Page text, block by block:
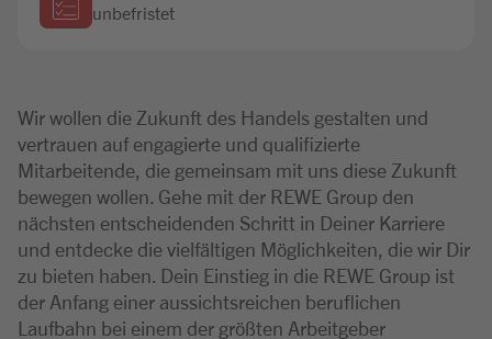
unbefristet
Wir wollen die Zukunft des Handels gestalten und
vertrauen auf engagierte und qualifizierte
Mitarbeitende, die gemeinsam mit uns diese Zukunft
bewegen wollen. Gehe mit der REWE Group den
nächsten entscheidenden Schritt in Deiner Karriere
und entdecke die vielfältigen Möglichkeiten, die wir Dir
zu bieten haben. Dein Einstieg in die REWE Group ist
der Anfang einer aussichtsreichen beruflichen
Laufbahn bei einem der größten Arbeitgeber